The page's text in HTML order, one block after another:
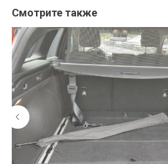
Смотрите также